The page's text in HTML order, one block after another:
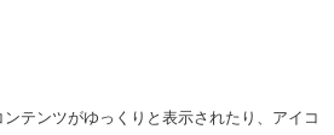
テンツがゆっくりと表示されたり、アイコ